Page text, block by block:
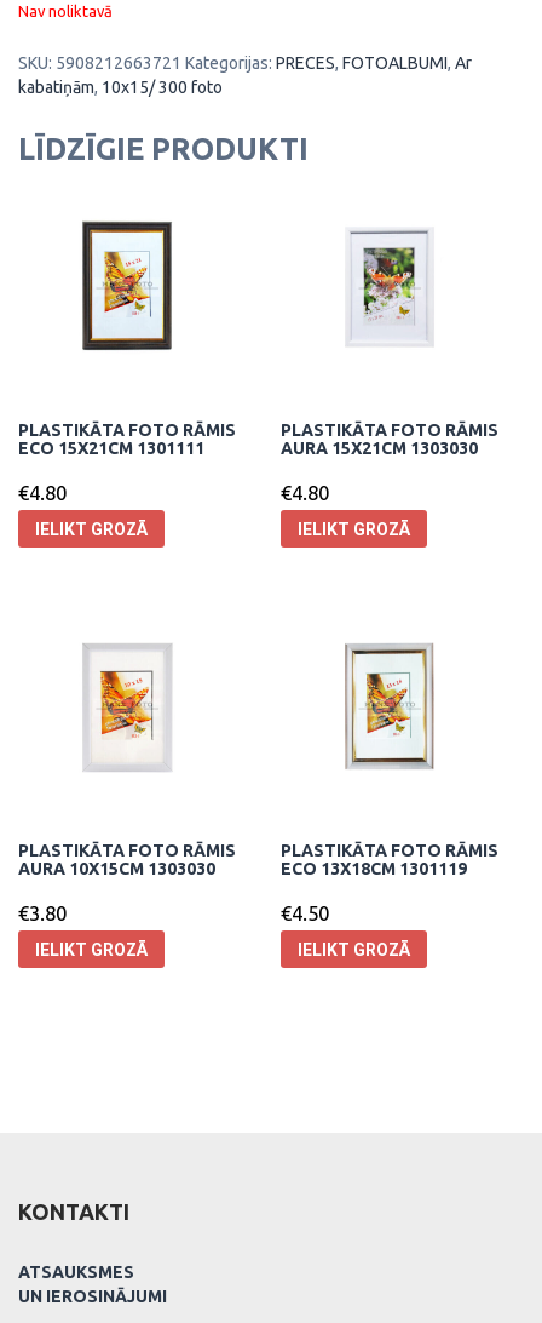
Nav noliktavā
SKU: 5908212663721 Kategorijas: PRECES, FOTOALBUMI, Ar
kabatiņām, 10x15/ 300 foto
LĪDZĪGIE PRODUKTI
PLASTIKĀTA FOTO RĀMIS
ECO 15X21CM 1301111
€4.80
IELIKT GROZĀ
PLASTIKĀTA FOTO RĀMIS
AURA 15X21CM 1303030
€4.80
IELIKT GROZĀ
PLASTIKĀTA FOTO RĀMIS
AURA 10X15CM 1303030
€3.80
IELIKT GROZĀ
PLASTIKĀTA FOTO RĀMIS
ECO 13X18CM 1301119
€4.50
IELIKT GROZĀ
KONTAKTI
ATSAUKSMES
UN IEROSINĀJUMI